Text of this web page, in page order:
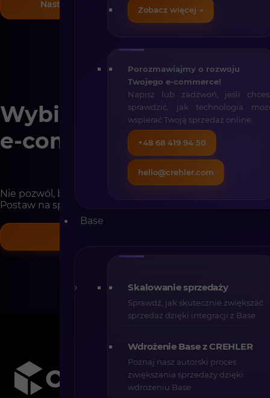
Zobacz więcej →
Porozmawiajmy o rozwoju
Twojego e-commerce!
Napisz lub zadzwoń, jeśli
sprawdzić, jak technologia
wspierać Twoją sprzedaż online.
+48 68 419 94 50
hello@crehler.com
Base
Skalowanie sprzedaży
Sprawdź, jak skutecznie zwiększać
sprzedaż dzięki integracji z Base
Wdrożenie Base z CREHLER
Poznaj nasz autorski proces
zwiększania sprzedaży dzięki
wdrożeniu Base
Następny projekt
Wybierz nowoczesny
e-commerce!
Nie pozwól, by platforma ograniczała Twój rozwój!
Postaw na sprawdzone rozwiązanie: Shopware.